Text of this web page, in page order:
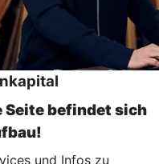
Seite befindet sich
und Infos zu